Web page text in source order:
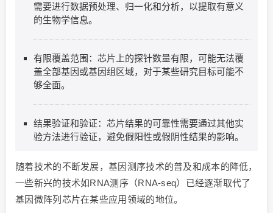
需要进行数据预处理、归一化和分析，以提取有意义
的生物学信息。
有限覆盖范围：芯片上的探针数量有限，可能无法覆
盖全部基因或基因组区域，对于某些研究目标可能不
够全面。
结果验证和验证：芯片结果的可靠性需要通过其他实
验方法进行验证，避免假阳性或假阴性结果的影响。
随着技术的不断发展，基因测序技术的普及和成本的降低，
一些新兴的技术如RNA测序（RNA-seq）已经逐渐取代了
基因微阵列芯片在某些应用领域的地位。